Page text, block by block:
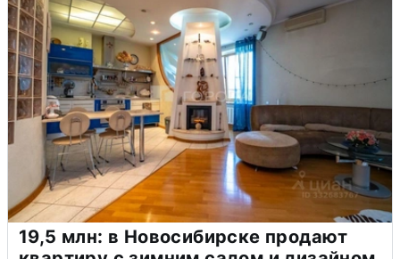
19,5 млн: в Новосибирске продают